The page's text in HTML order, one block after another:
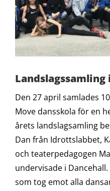
Landslagssamling
Den 27 april samlades
Move dansskola för en
årets landslagsamling
Dan från Idrottslabbet,
och teaterpedagogen
undervisade i
som tog emot alla